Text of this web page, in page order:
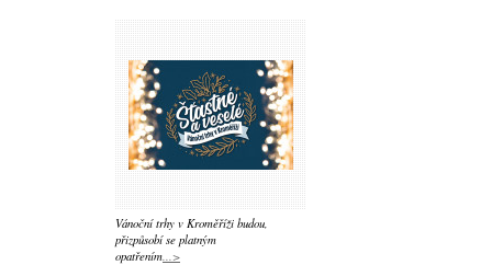
Vánoční trhy v Kroměříži budou,
přizpůsobí se platným
opatřením...>